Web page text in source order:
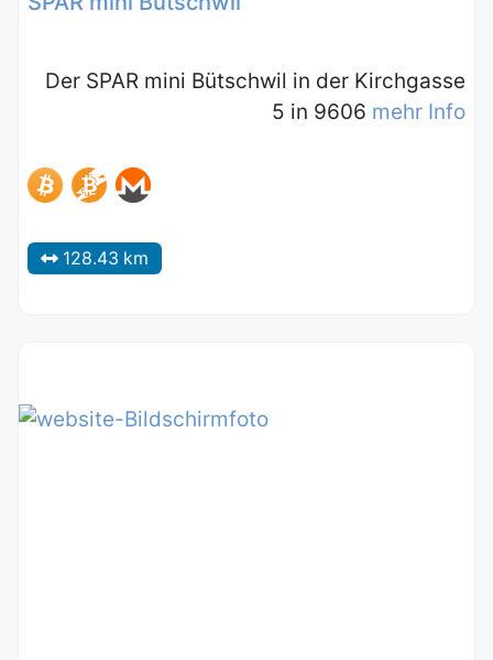
Der SPAR mini Bütschwil in der Kirchgasse
5 in 9606 mehr Info
128.43 km